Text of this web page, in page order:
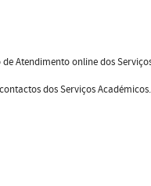
Atendimento online dos
dos Serviços Académicos.